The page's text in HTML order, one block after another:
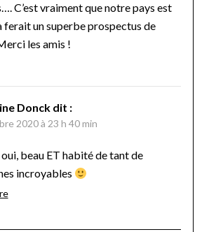
C’est vraiment que notre pays est
ferait un superbe prospectus de
les amis !
Donck dit :
2020 à 23 h 40 min
beau ET habité de tant de
incroyables